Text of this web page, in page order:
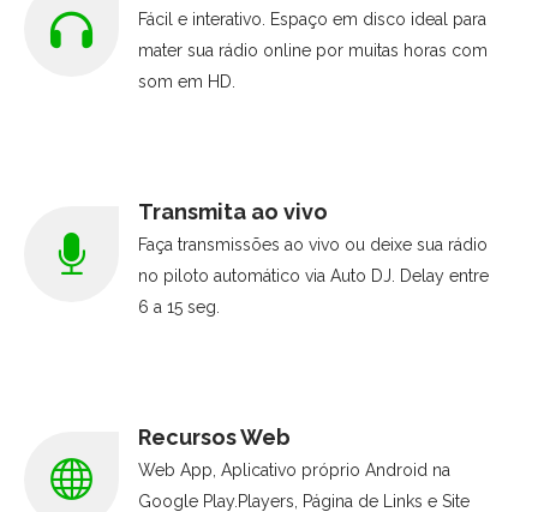
Fácil e interativo. Espaço em disco ideal para
mater sua rádio online por muitas horas com
som em HD.
Transmita ao vivo
Faça transmissões ao vivo ou deixe sua rádio
no piloto automático via Auto DJ. Delay entre
6 a 15 seg.
Recursos Web
Web App, Aplicativo próprio Android na
Google Play.Players, Página de Links e Site